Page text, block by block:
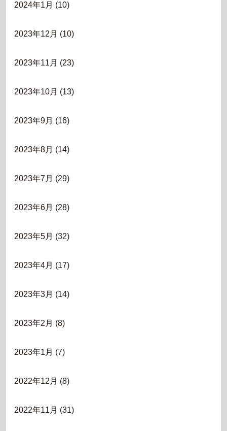
2024年1月 (10)
2023年12月 (10)
2023年11月 (23)
2023年10月 (13)
2023年9月 (16)
2023年8月 (14)
2023年7月 (29)
2023年6月 (28)
2023年5月 (32)
2023年4月 (17)
2023年3月 (14)
2023年2月 (8)
2023年1月 (7)
2022年12月 (8)
2022年11月 (31)